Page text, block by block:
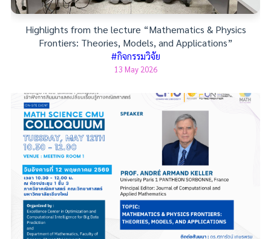
Highlights from the lecture “Mathematics & Physics
Frontiers: Theories, Models, and Applications”
#กิจกรรมวิจัย
13 May 2026